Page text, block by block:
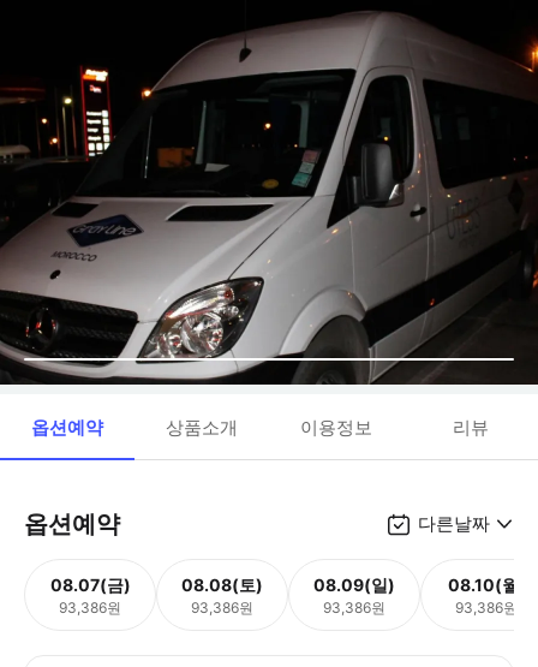
옵션예약 상품소개 이용정보 리뷰
옵션예약 다른날짜
08.07(금)
93,386원
08.08(토)
93,386원
08.09(일)
93,386원
08.10(월)
93,386원